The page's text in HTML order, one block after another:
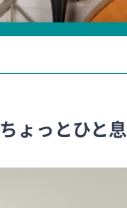
ちょっとひと息